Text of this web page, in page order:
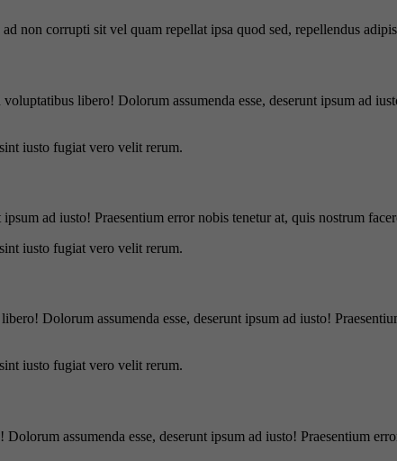
non corrupti sit vel quam repellat ipsa quod sed, repellendus
libero! Dolorum assumenda esse, deserunt ipsum ad
iusto fugiat vero velit rerum.
ad iusto! Praesentium error nobis tenetur at, quis nostrum
iusto fugiat vero velit rerum.
Dolorum assumenda esse, deserunt ipsum ad iusto!
iusto fugiat vero velit rerum.
assumenda esse, deserunt ipsum ad iusto! Praesentium